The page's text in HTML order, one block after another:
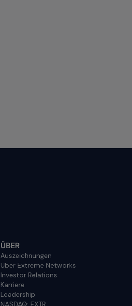
ÜBER
Auszeichnungen
Über Extreme Networks
Investor Relations
Karriere
Leadership
NASDAQ: EXTR